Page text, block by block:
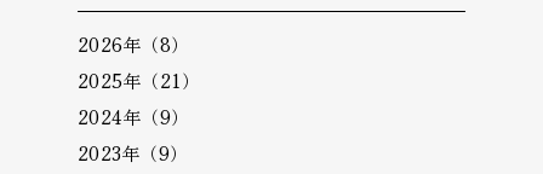
2026年（8）
2025年（21）
2024年（9）
2023年（9）